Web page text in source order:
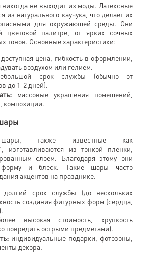
никогда не выходит из моды. Латексные
из натурального каучука, что делает их
для окружающей среды. Они
цветовой палитре, от ярких сочных
тонов. Основные характеристики:
доступная цена, гибкость в оформлении,
воздухом или гелием.
срок службы (обычно от
до 1-2 дней).
массовые украшения помещений,
композиции.
шары, также известные как
изготавливаются из тонкой пленки,
слоем. Благодаря этому они
форму и блеск. Такие шары часто
акцентов на празднике.
долгий срок службы (до нескольких
создания фигурных форм (сердца,
высокая стоимость, хрупкость
повредить острыми предметами).
индивидуальные подарки, фотозоны,
декора.